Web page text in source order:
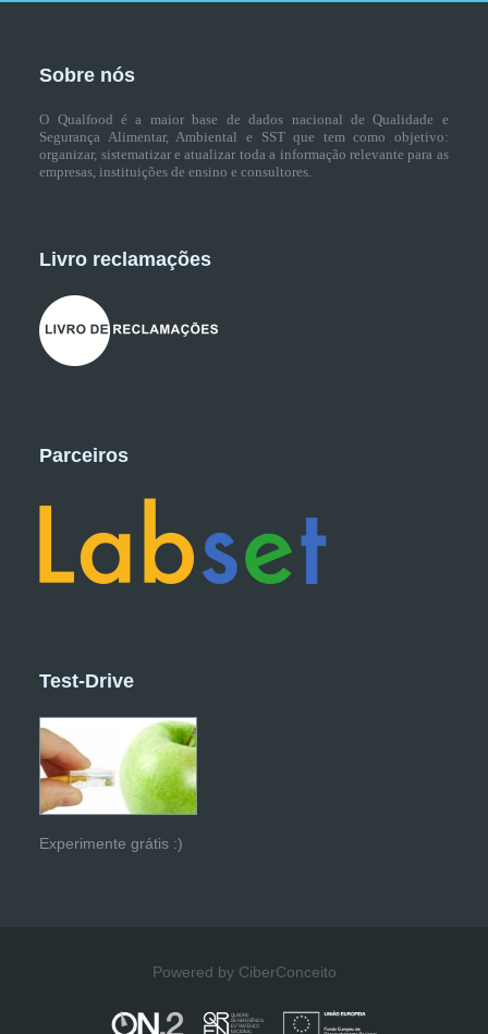
Sobre nós
O Qualfood é a maior base de dados nacional de Qualidade e
Segurança Alimentar, Ambiental e SST que tem como objetivo:
organizar, sistematizar e atualizar toda a informação relevante para as
empresas, instituições de ensino e consultores.
Livro reclamações
Parceiros
Test-Drive
Experimente grátis :)
Powered by CiberConceito